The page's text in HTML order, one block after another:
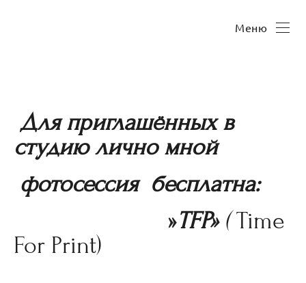
Меню
Для приглашённых в
студию лично мной
фотосессия бесплатна:
»TFP» (Time
For Print)